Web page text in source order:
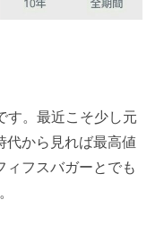
す。最近こそ少し元
から見れば最高値
ィフスバガーとでも